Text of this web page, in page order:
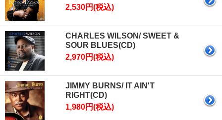
2,530円(税込)
CHARLES WILSON/ SWEET &
SOUR BLUES(CD)
2,970円(税込)
JIMMY BURNS/ IT AIN'T
RIGHT(CD)
1,980円(税込)